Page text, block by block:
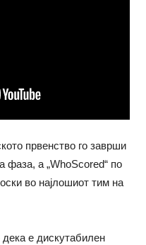
првенство го заврши
фаза, а „WhoScored“ по
во најлошиот тим на
е дискутабилен